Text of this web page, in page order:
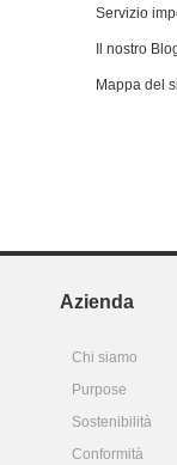
Servizio
Il nostro
Mappa del
Azienda
Chi siamo
Purpose
Sostenibilità
Conformità